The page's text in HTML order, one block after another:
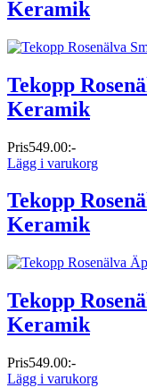
Keramik
Tekopp
Keramik
Pris549.00:-
Lägg i varukorg
Tekopp
Keramik
Tekopp
Keramik
Pris549.00:-
Lägg i varukorg